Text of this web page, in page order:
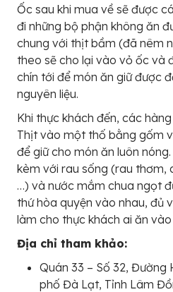
Ốc sau khi mua về sẽ được
đi những bộ phận không ăn
chung với thịt bầm (đã nêm
theo sẽ cho lại vào vỏ ốc và
chín tới để món ăn giữ được
nguyên liệu.
Khi thực khách đến, các
Thịt vào một thố bằng gốm
để giữ cho món ăn luôn
kèm với rau sống (rau thơm,
…) và nước mắm chua ngọt
thứ hòa quyện vào nhau, đủ
làm cho thực khách ai ăn
Địa chỉ tham khảo:
Quán 33 – Số 32, Đường
phố Đà Lạt, Tỉnh Lâm